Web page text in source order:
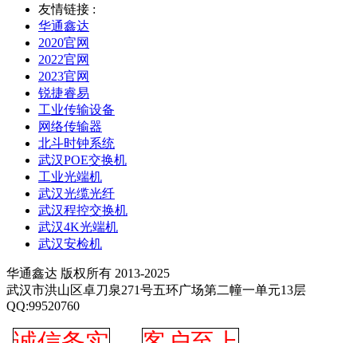
友情链接 :
华通鑫达
2020官网
2022官网
2023官网
锐捷睿易
工业传输设备
网络传输器
北斗时钟系统
武汉POE交换机
工业光端机
武汉光缆光纤
武汉程控交换机
武汉4K光端机
武汉安检机
华通鑫达 版权所有 2013-2025
武汉市洪山区卓刀泉271号五环广场第二幢一单元13层
QQ:99520760